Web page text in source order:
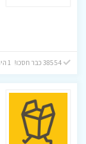
38554 כבר חסכו! 1 היום